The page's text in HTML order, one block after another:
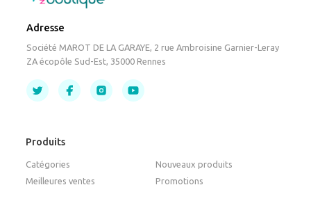
Adresse
Société MAROT DE LA GARAYE, 2 rue Ambroisine Garnier-Leray
ZA écopôle Sud-Est, 35000 Rennes
Produits
Catégories
Nouveaux produits
Meilleures ventes
Promotions